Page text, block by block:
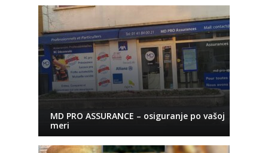
MD PRO ASSURANCE – osiguranje po vašoj
meri